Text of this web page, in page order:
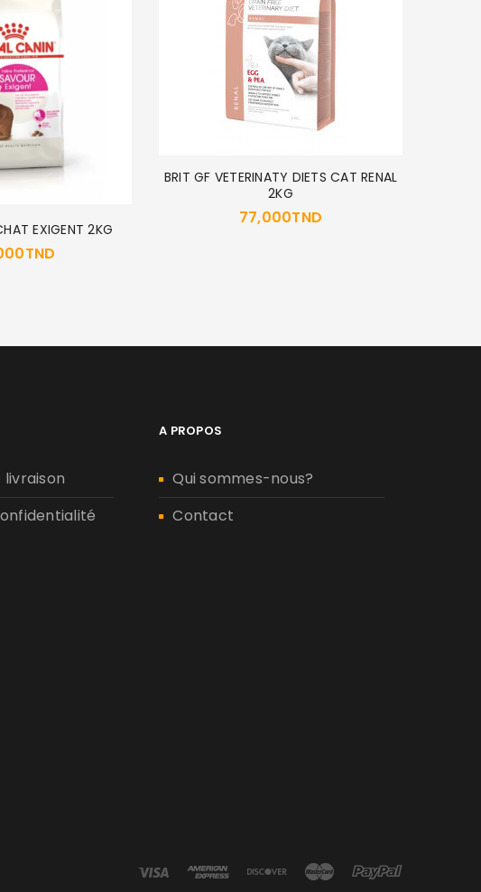
EXIGENT 2KG
TND
BRIT GF VETERINATY DIETS CAT RENAL
2KG
77,000TND
livraison
A PROPOS
Qui sommes-nous?
Contact